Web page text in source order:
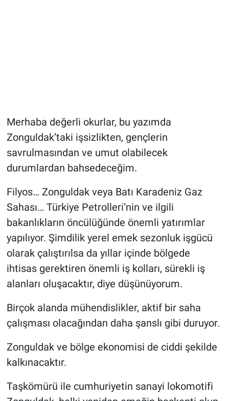
Merhaba değerli okurlar, bu yazımda
Zonguldak’taki işsizlikten, gençlerin
savrulmasından ve umut olabilecek
durumlardan bahsedeceğim.
Filyos… Zonguldak veya Batı Karadeniz Gaz
Sahası… Türkiye Petrolleri’nin ve ilgili
bakanlıkların öncülüğünde önemli yatırımlar
yapılıyor. Şimdilik yerel emek sezonluk işgücü
olarak çalıştırılsa da yıllar içinde bölgede
ihtisas gerektiren önemli iş kolları, sürekli iş
alanları oluşacaktır, diye düşünüyorum.
Birçok alanda mühendislikler, aktif bir saha
çalışması olacağından daha şanslı gibi duruyor.
Zonguldak ve bölge ekonomisi de ciddi şekilde
kalkınacaktır.
Taşkömürü ile cumhuriyetin sanayi lokomotifi